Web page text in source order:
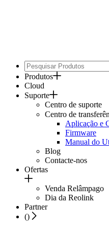
Produtos
Cloud
Suporte
Centro de suporte
Centro de
Aplicação e
Firmware
Manual do
Blog
Contacte-nos
Ofertas
Venda Relâmpago
Dia da Reolink
Partner
()